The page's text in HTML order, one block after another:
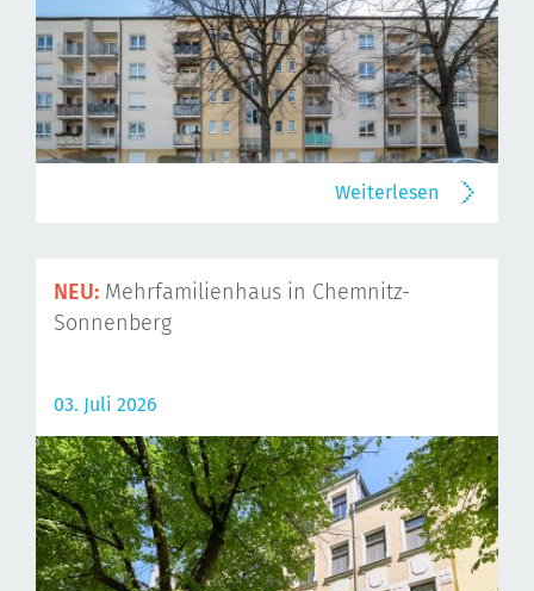
Weiterlesen
NEU: Mehrfamilienhaus in Chemnitz-
Sonnenberg
03. Juli 2026